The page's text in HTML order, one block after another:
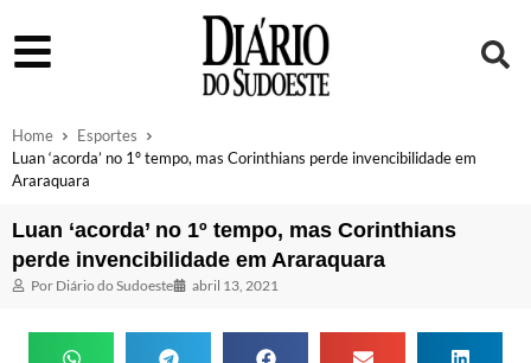
Home
Esportes
Luan ‘acorda’ no 1º tempo, mas Corinthians perde invencibilidade em
Araraquara
Luan ‘acorda’ no 1º tempo, mas Corinthians
perde invencibilidade em Araraquara
Por Diário do Sudoeste abril 13, 2021